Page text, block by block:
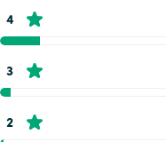
4
3
2